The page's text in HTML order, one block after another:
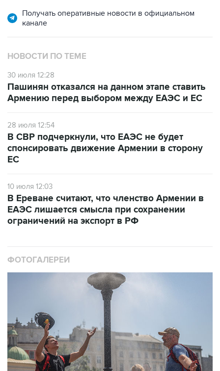
Получать оперативные новости в официальном
канале
НОВОСТИ ПО ТЕМЕ
30 июля 12:28
Пашинян отказался на данном этапе ставить
Армению перед выбором между ЕАЭС и ЕС
28 июля 12:54
В СВР подчеркнули, что ЕАЭС не будет
спонсировать движение Армении в сторону
ЕС
10 июля 12:03
В Ереване считают, что членство Армении в
ЕАЭС лишается смысла при сохранении
ограничений на экспорт в РФ
ФОТОГАЛЕРЕИ